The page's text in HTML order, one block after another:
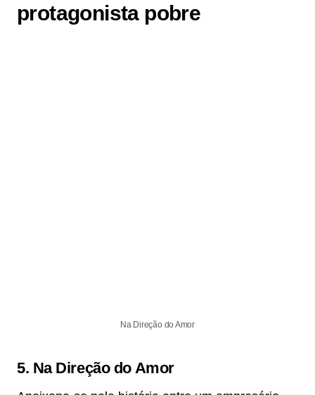
protagonista pobre
Na Direção do Amor
5. Na Direção do Amor